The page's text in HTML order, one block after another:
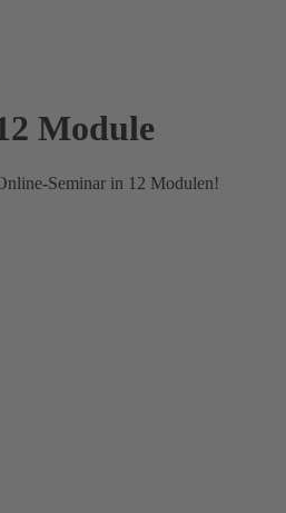
Module
Seminar in 12 Modulen!